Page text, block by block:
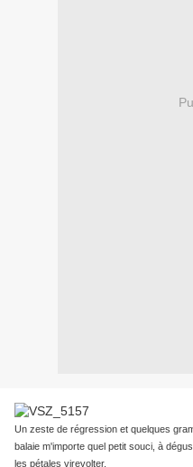
Un zeste de régression et quelques
balaie m'importe quel petit souci, à
les pétales virevolter.